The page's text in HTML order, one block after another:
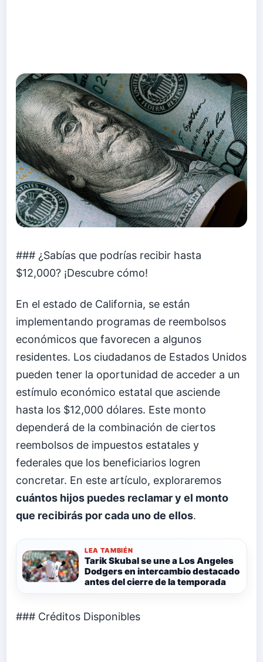
### ¿Sabías que podrías recibir hasta
$12,000? ¡Descubre cómo!
En el estado de California, se están
implementando programas de reembolsos
económicos que favorecen a algunos
residentes. Los ciudadanos de Estados Unidos
pueden tener la oportunidad de acceder a un
estímulo económico estatal que asciende
hasta los $12,000 dólares. Este monto
dependerá de la combinación de ciertos
reembolsos de impuestos estatales y
federales que los beneficiarios logren
concretar. En este artículo, exploraremos
cuántos hijos puedes reclamar y el monto
que recibirás por cada uno de ellos.
LEA TAMBIÉN
Tarik Skubal se une a Los Angeles
Dodgers en intercambio destacado
antes del cierre de la temporada
### Créditos Disponibles